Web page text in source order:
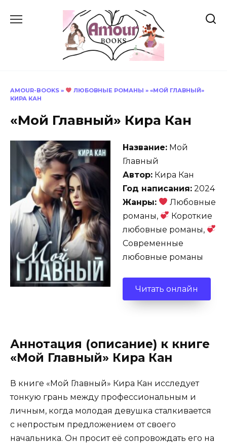
AMOUR-BOOKS » ЛЮБОВНЫЕ РОМАНЫ » «МОЙ ГЛАВНЫЙ»
КИРА КАН
«Мой Главный» Кира Кан
Название: Мой
Главный
Автор: Кира Кан
Год написания: 2024
Жанры:
Любовные
романы,
Короткие
любовные романы,
Современные
любовные романы
Читать онлайн
Аннотация (описание) к книге
«Мой Главный» Кира Кан
В книге «Мой Главный» Кира Кан исследует
тонкую грань между профессиональным и
личным, когда молодая девушка сталкивается
с непростым предложением от своего
начальника. Он просит её сопровождать его на